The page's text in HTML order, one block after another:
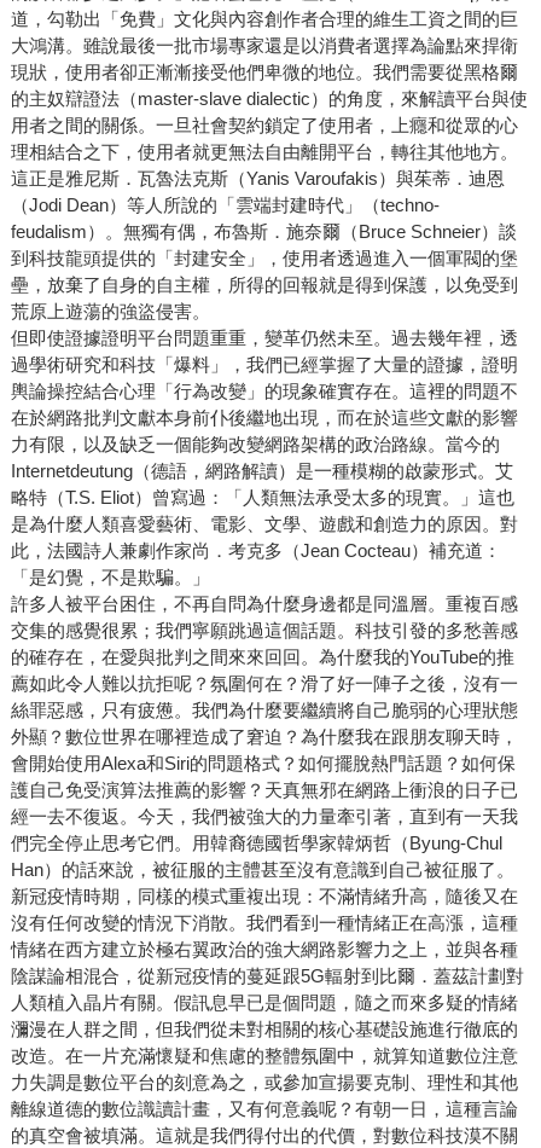
道，勾勒出「免費」文化與內容創作者合理的維生工資之間的巨
大鴻溝。雖說最後一批市場專家還是以消費者選擇為論點來捍衛
現狀，使用者卻正漸漸接受他們卑微的地位。我們需要從黑格爾
的主奴辯證法（master-slave dialectic）的角度，來解讀平台與使
用者之間的關係。一旦社會契約鎖定了使用者，上癮和從眾的心
理相結合之下，使用者就更無法自由離開平台，轉往其他地方。
這正是雅尼斯．瓦魯法克斯（Yanis Varoufakis）與茱蒂．迪恩
（Jodi Dean）等人所說的「雲端封建時代」（techno-
feudalism）。無獨有偶，布魯斯．施奈爾（Bruce Schneier）談
到科技龍頭提供的「封建安全」，使用者透過進入一個軍閥的堡
壘，放棄了自身的自主權，所得的回報就是得到保護，以免受到
荒原上遊蕩的強盜侵害。
但即使證據證明平台問題重重，變革仍然未至。過去幾年裡，透
過學術研究和科技「爆料」，我們已經掌握了大量的證據，證明
輿論操控結合心理「行為改變」的現象確實存在。這裡的問題不
在於網路批判文獻本身前仆後繼地出現，而在於這些文獻的影響
力有限，以及缺乏一個能夠改變網路架構的政治路線。當今的
Internetdeutung（德語，網路解讀）是一種模糊的啟蒙形式。艾
略特（T.S. Eliot）曾寫過：「人類無法承受太多的現實。」這也
是為什麼人類喜愛藝術、電影、文學、遊戲和創造力的原因。對
此，法國詩人兼劇作家尚．考克多（Jean Cocteau）補充道：
「是幻覺，不是欺騙。」
許多人被平台困住，不再自問為什麼身邊都是同溫層。重複百感
交集的感覺很累；我們寧願跳過這個話題。科技引發的多愁善感
的確存在，在愛與批判之間來來回回。為什麼我的YouTube的推
薦如此令人難以抗拒呢？氛圍何在？滑了好一陣子之後，沒有一
絲罪惡感，只有疲憊。我們為什麼要繼續將自己脆弱的心理狀態
外顯？數位世界在哪裡造成了窘迫？為什麼我在跟朋友聊天時，
會開始使用Alexa和Siri的問題格式？如何擺脫熱門話題？如何保
護自己免受演算法推薦的影響？天真無邪在網路上衝浪的日子已
經一去不復返。今天，我們被強大的力量牽引著，直到有一天我
們完全停止思考它們。用韓裔德國哲學家韓炳哲（Byung-Chul
Han）的話來說，被征服的主體甚至沒有意識到自己被征服了。
新冠疫情時期，同樣的模式重複出現：不滿情緒升高，隨後又在
沒有任何改變的情況下消散。我們看到一種情緒正在高漲，這種
情緒在西方建立於極右翼政治的強大網路影響力之上，並與各種
陰謀論相混合，從新冠疫情的蔓延跟5G輻射到比爾．蓋茲計劃對
人類植入晶片有關。假訊息早已是個問題，隨之而來多疑的情緒
瀰漫在人群之間，但我們從未對相關的核心基礎設施進行徹底的
改造。在一片充滿懷疑和焦慮的整體氛圍中，就算知道數位注意
力失調是數位平台的刻意為之，或參加宣揚要克制、理性和其他
離線道德的數位識讀計畫，又有何意義呢？有朝一日，這種言論
的真空會被填滿。這就是我們得付出的代價，對數位科技漠不關